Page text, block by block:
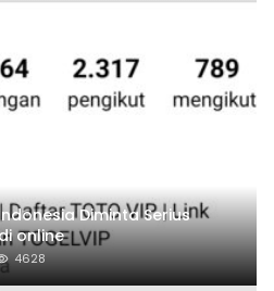
Diminta Serius
online
4628